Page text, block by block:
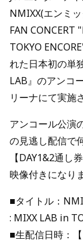
NMIXX(エンミ
FAN CONCERT
TOKYO
れた日本初の単
LAB』のアンコ
リーナにて実施
アンコール公演
の見逃し配信で
【DAY1&2通し
映像付きになり
■タイトル：
: MIXX LAB in
■生配信日時：